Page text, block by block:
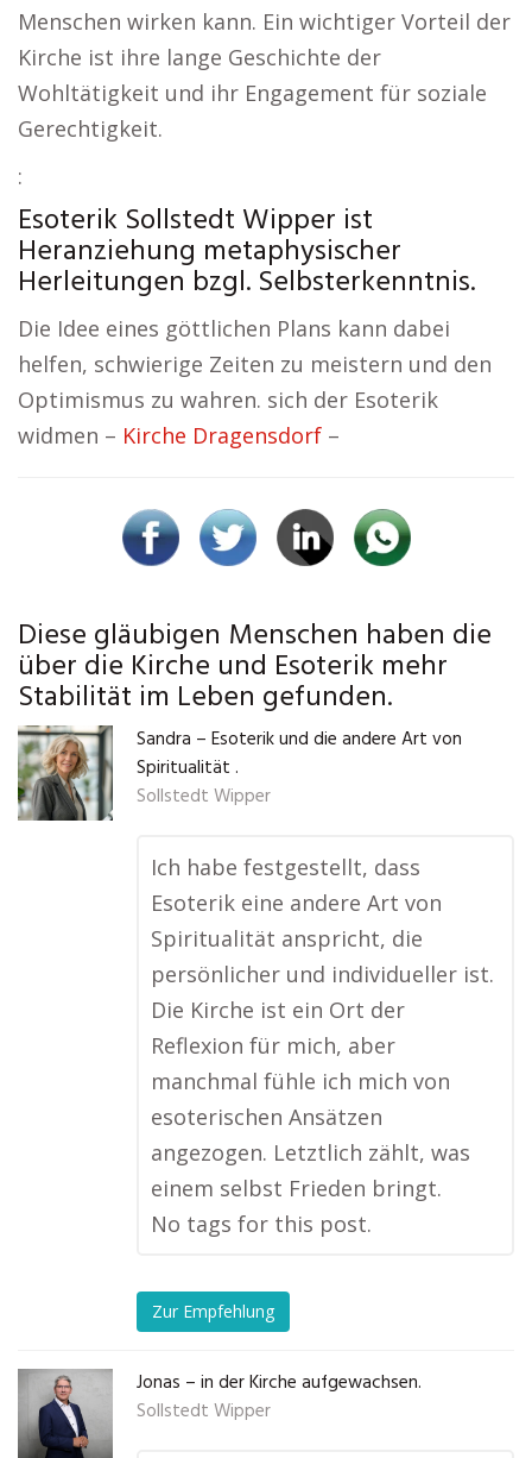
Menschen wirken kann. Ein wichtiger Vorteil der
Kirche ist ihre lange Geschichte der
Wohltätigkeit und ihr Engagement für soziale
Gerechtigkeit.
:
Esoterik Sollstedt Wipper ist
Heranziehung metaphysischer
Herleitungen bzgl. Selbsterkenntnis.
Die Idee eines göttlichen Plans kann dabei
helfen, schwierige Zeiten zu meistern und den
Optimismus zu wahren. sich der Esoterik
widmen – Kirche Dragensdorf –
Diese gläubigen Menschen haben die
über die Kirche und Esoterik mehr
Stabilität im Leben gefunden.
Sandra – Esoterik und die andere Art von
Spiritualität .
Sollstedt Wipper
Ich habe festgestellt, dass
Esoterik eine andere Art von
Spiritualität anspricht, die
persönlicher und individueller ist.
Die Kirche ist ein Ort der
Reflexion für mich, aber
manchmal fühle ich mich von
esoterischen Ansätzen
angezogen. Letztlich zählt, was
einem selbst Frieden bringt.
No tags for this post.
Zur Empfehlung
Jonas – in der Kirche aufgewachsen.
Sollstedt Wipper